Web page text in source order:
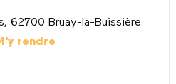
62700 Bruay-la-Buissière
rendre